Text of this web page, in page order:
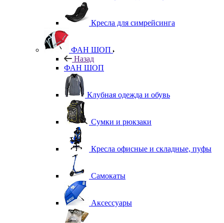
Кресла для симрейсинга
ФАН ШОП
Назад
ФАН ШОП
Клубная одежда и обувь
Сумки и рюкзаки
Кресла офисные и складные, пуфы
Самокаты
Аксессуары